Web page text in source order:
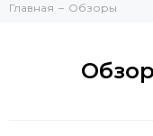
Главная Обзоры